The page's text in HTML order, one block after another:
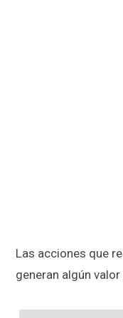
Las acciones que
generan algún